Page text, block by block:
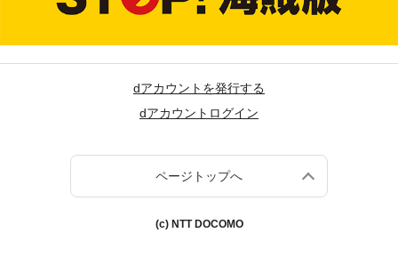
dアカウントを発行する
dアカウントログイン
ページトップへ
(c) NTT DOCOMO